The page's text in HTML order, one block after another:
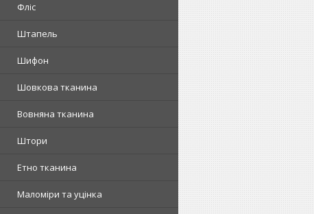
Фліс
Штапель
Шифон
Шовкова тканина
Вовняна тканина
Штори
Етно тканина
Маломіри та уцінка